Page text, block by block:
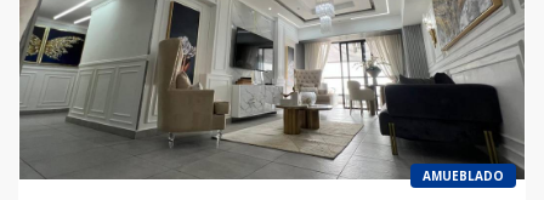
AMUEBLADO